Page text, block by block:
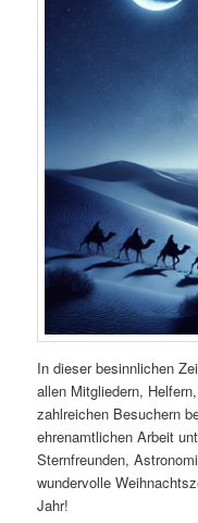
In dieser besinnlichen
allen Mitgliedern,
zahlreichen Besuchern
ehrenamtlichen Arbeit
Sternfreunden,
wundervolle
Jahr!